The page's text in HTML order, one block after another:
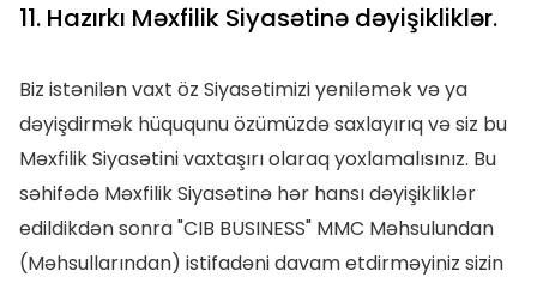
11. Hazırkı Məxfilik Siyasətinə dəyişikliklər.
Biz istənilən vaxt öz Siyasətimizi yeniləmək və ya
dəyişdirmək hüququnu özümüzdə saxlayırıq və siz bu
Məxfilik Siyasətini vaxtaşırı olaraq yoxlamalısınız. Bu
səhifədə Məxfilik Siyasətinə hər hansı dəyişikliklər
edildikdən sonra "CIB BUSINESS" MMC Məhsulundan
(Məhsullarından) istifadəni davam etdirməyiniz sizin